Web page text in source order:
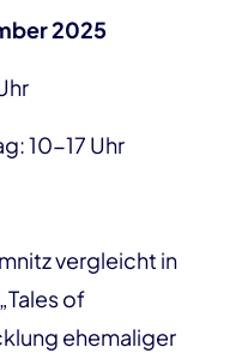
2025
10-17 Uhr
vergleicht in
of
ehemaliger